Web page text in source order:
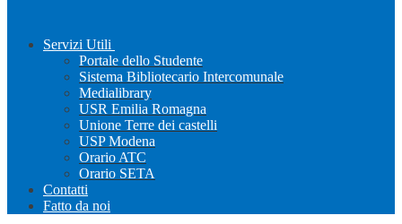
Servizi Utili
Portale dello Studente
Sistema Bibliotecario Intercomunale
Medialibrary
USR Emilia Romagna
Unione Terre dei castelli
USP Modena
Orario ATC
Orario SETA
Contatti
Fatto da noi